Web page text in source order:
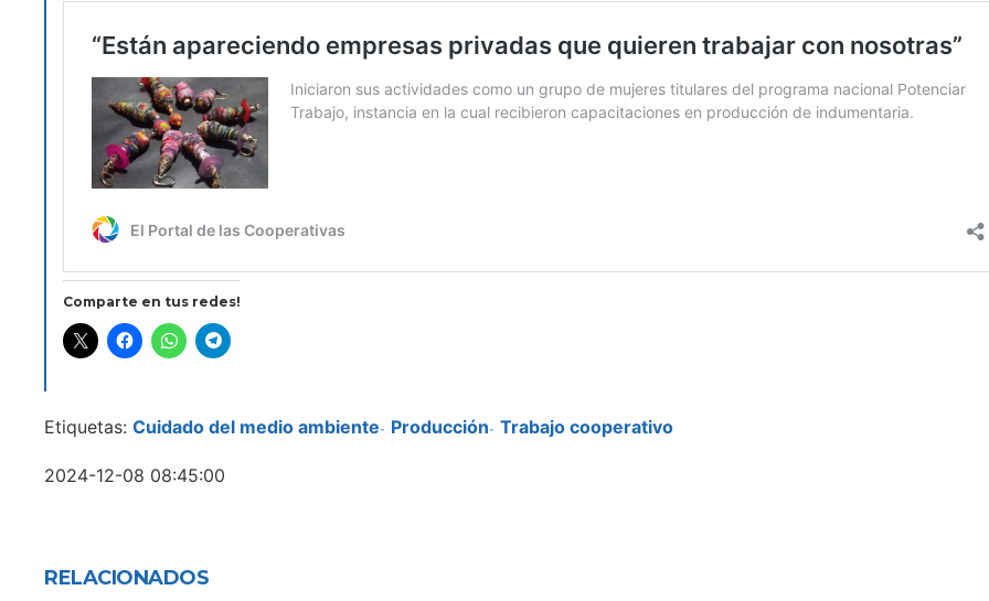
Comparte en tus redes!
Etiquetas: Cuidado del medio ambiente- Producción- Trabajo cooperativo
2024-12-08 08:45:00
RELACIONADOS